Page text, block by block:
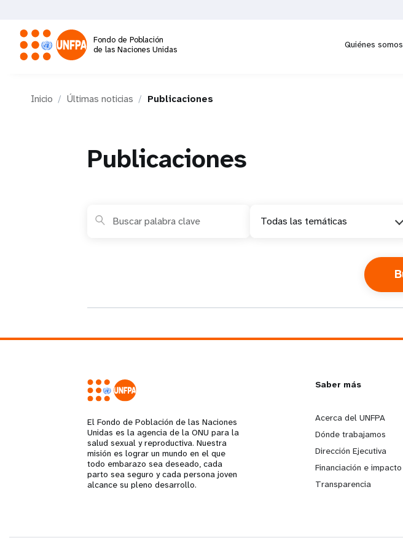
contenido
principal
Fondo de Población
de las Naciones Unidas
Quiénes somos
g
Inicio Últimas noticias Publicaciones
Publicaciones
Todas las temáticas
El Fondo de Población de las Naciones
Unidas es la agencia de la ONU para la
salud sexual y reproductiva. Nuestra
misión es lograr un mundo en el que
todo embarazo sea deseado, cada
parto sea seguro y cada persona joven
alcance su pleno desarrollo.
L
e
a
r
Saber más
Acerca del UNFPA
Dónde trabajamos
Dirección Ejecutiva
Financiación e impacto
Transparencia